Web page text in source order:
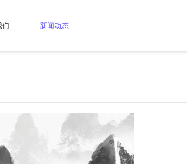
们 新闻动态